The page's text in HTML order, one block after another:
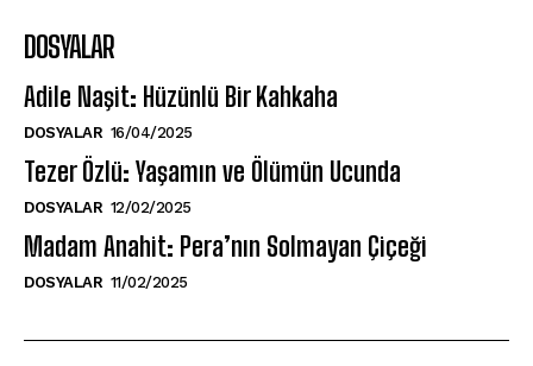
DOSYALAR
Adile Naşit: Hüzünlü Bir Kahkaha
DOSYALAR 16/04/2025
Tezer Özlü: Yaşamın ve Ölümün Ucunda
DOSYALAR 12/02/2025
Madam Anahit: Pera’nın Solmayan Çiçeği
DOSYALAR 11/02/2025